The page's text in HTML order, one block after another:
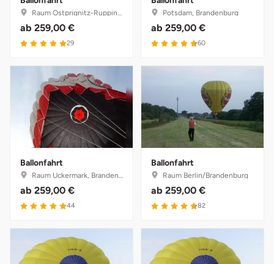
Raum Ostprignitz-Ruppin, Brandenburg
ab 259,00 €
29
Potsdam, Brandenburg
ab 259,00 €
60
Ballonfahrt
Raum Uckermark, Brandenburg
ab 259,00 €
44
Ballonfahrt
Raum Berlin/Brandenburg
ab 259,00 €
82
Münster
Oberlausitz
Pirna
Sömmerda
Sangerhausen
Unterwellenborn